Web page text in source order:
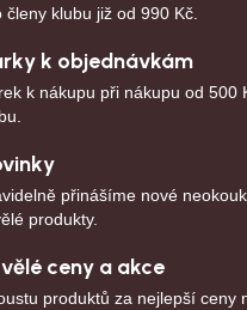
členy klubu již od 990 Kč.
k objednávkám
k nákupu při nákupu od 500
přinášíme nové
produkty.
ceny a akce
produktů za nejlepší ceny